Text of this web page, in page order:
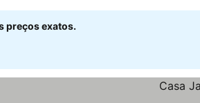
preços exatos.